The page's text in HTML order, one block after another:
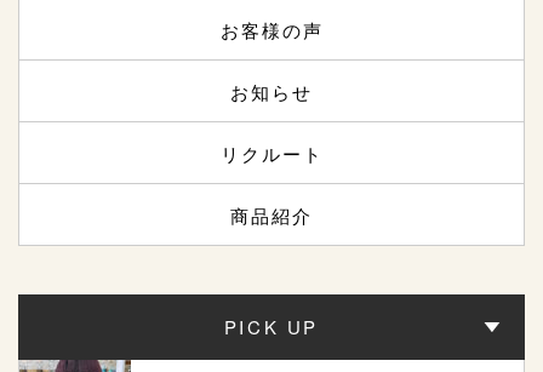
お客様の声
お知らせ
リクルート
商品紹介
PICK UP